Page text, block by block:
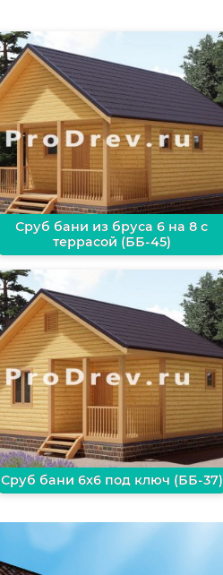
Сруб бани из бруса 6 на 8 с
террасой (ББ-45)
Сруб бани 6х6 под ключ (ББ-37)